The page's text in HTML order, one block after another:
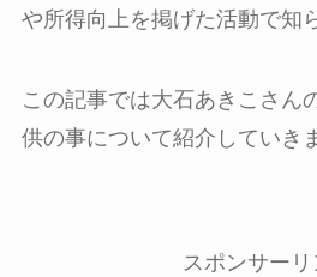
や所得向上を掲げた活動で知
この記事では大石あきこさん
供の事について紹介していき
スポンサーリ